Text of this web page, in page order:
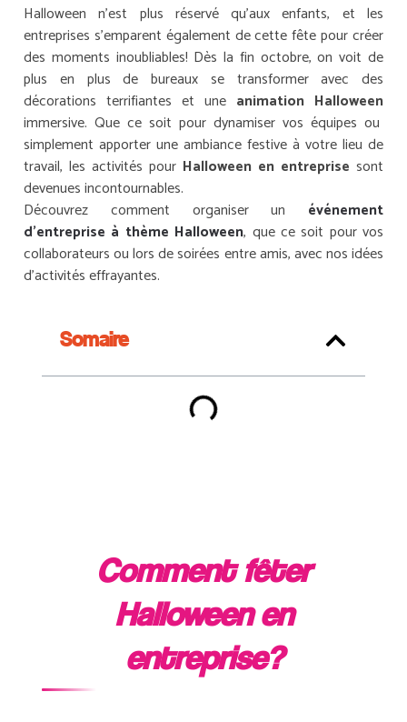
Halloween n’est plus réservé qu’aux enfants, et les
entreprises s’emparent également de cette fête pour créer
des moments inoubliables! Dès la fin octobre, on voit de
plus en plus de bureaux se transformer avec des
décorations terrifiantes et une animation Halloween
immersive. Que ce soit pour dynamiser vos équipes ou
simplement apporter une ambiance festive à votre lieu de
travail, les activités pour Halloween en entreprise sont
devenues incontournables.
Découvrez comment organiser un événement
d’entreprise à thème Halloween, que ce soit pour vos
collaborateurs ou lors de soirées entre amis, avec nos idées
d’activités effrayantes.
Somaire
Comment fêter
Halloween en
entreprise?